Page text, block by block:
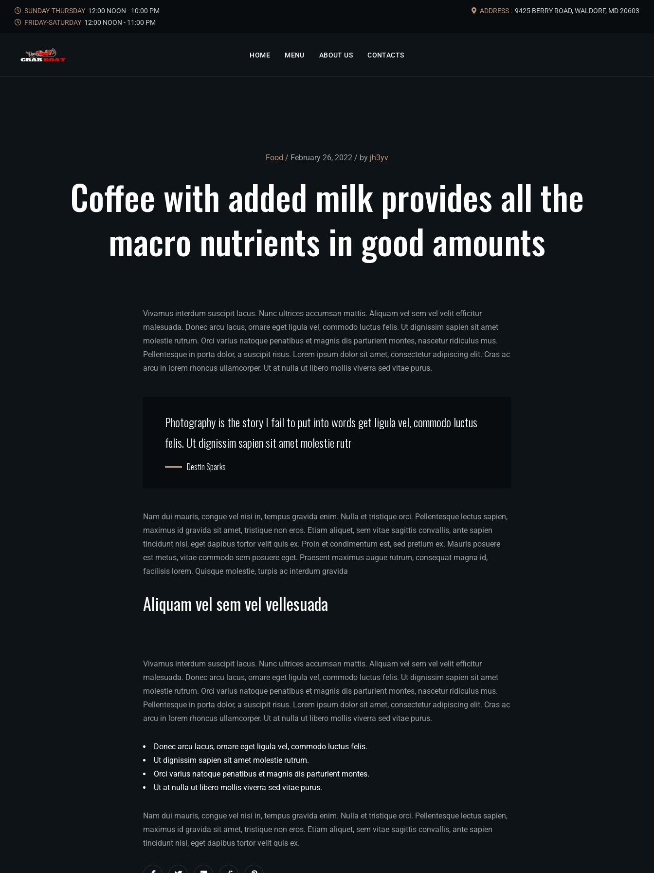
SUNDAY-THURSDAY 12:00 NOON - 10:00 PM
FRIDAY-SATURDAY 12:00 NOON - 11:00 PM
ADDRESS : 9425 BERRY ROAD, WALDORF, MD 20603
HOME MENU ABOUT US CONTACTS
Food / February 26, 2022 / by jh3yv
Coffee with added milk provides all the
macro nutrients in good amounts
Vivamus interdum suscipit lacus. Nunc ultrices accumsan mattis. Aliquam vel sem vel velit efficitur
malesuada. Donec arcu lacus, ornare eget ligula vel, commodo luctus felis. Ut dignissim sapien sit amet
molestie rutrum. Orci varius natoque penatibus et magnis dis parturient montes, nascetur ridiculus mus.
Pellentesque in porta dolor, a suscipit risus. Lorem ipsum dolor sit amet, consectetur adipiscing elit. Cras ac
arcu in lorem rhoncus ullamcorper. Ut at nulla ut libero mollis viverra sed vitae purus.
Photography is the story I fail to put into words get ligula vel, commodo luctus
felis. Ut dignissim sapien sit amet molestie rutr
Destin Sparks
Nam dui mauris, congue vel nisi in, tempus gravida enim. Nulla et tristique orci. Pellentesque lectus sapien,
maximus id gravida sit amet, tristique non eros. Etiam aliquet, sem vitae sagittis convallis, ante sapien
tincidunt nisl, eget dapibus tortor velit quis ex. Proin et condimentum est, sed pretium ex. Mauris posuere
est metus, vitae commodo sem posuere eget. Praesent maximus augue rutrum, consequat magna id,
facilisis lorem. Quisque molestie, turpis ac interdum gravida
Aliquam vel sem vel vellesuada
Vivamus interdum suscipit lacus. Nunc ultrices accumsan mattis. Aliquam vel sem vel velit efficitur
malesuada. Donec arcu lacus, ornare eget ligula vel, commodo luctus felis. Ut dignissim sapien sit amet
molestie rutrum. Orci varius natoque penatibus et magnis dis parturient montes, nascetur ridiculus mus.
Pellentesque in porta dolor, a suscipit risus. Lorem ipsum dolor sit amet, consectetur adipiscing elit. Cras ac
arcu in lorem rhoncus ullamcorper. Ut at nulla ut libero mollis viverra sed vitae purus.
Donec arcu lacus, ornare eget ligula vel, commodo luctus felis.
Ut dignissim sapien sit amet molestie rutrum.
Orci varius natoque penatibus et magnis dis parturient montes.
Ut at nulla ut libero mollis viverra sed vitae purus.
Nam dui mauris, congue vel nisi in, tempus gravida enim. Nulla et tristique orci. Pellentesque lectus sapien,
maximus id gravida sit amet, tristique non eros. Etiam aliquet, sem vitae sagittis convallis, ante sapien
tincidunt nisl, eget dapibus tortor velit quis ex.